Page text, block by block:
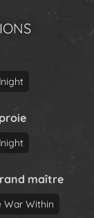
maître
War Within